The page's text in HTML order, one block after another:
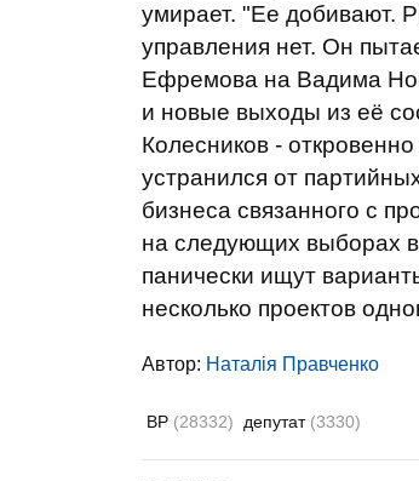
умирает. "Ее добивают.
управления нет. Он
Ефремова на Вадима
и новые выходы из её
Колесников -
устранился от
бизнеса связанного с
на следующих выборах
панически ищут
несколько проектов
Автор: Наталія Правченко
ВР (28332) депутат (3330)